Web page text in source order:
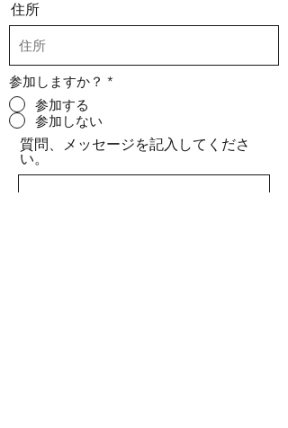
住所
参加しますか？ *
参加する
参加しない
質問、メッセージを記入してくださ
い。